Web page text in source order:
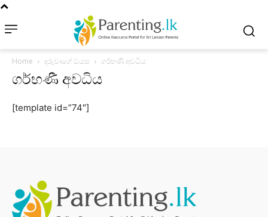
Home දරුවාගේ වයස ගර්භණී අවධිය
ගර්භණී අවධිය
[template id=”74″]